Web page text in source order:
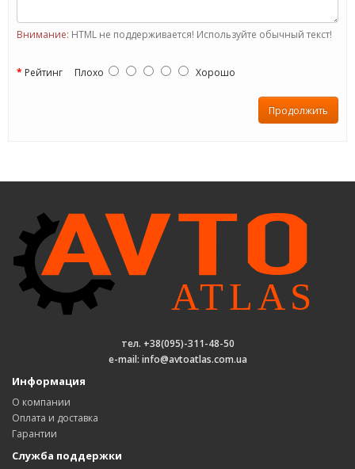
Внимание: HTML не поддерживается! Используйте обычный текст!
Рейтинг Плохо Хорошо
Продолжить
тел. +38(095)-311-48-50
e-mail: info@avtoatlas.com.ua
Информация
О компании
Оплата и доставка
Гарантии
Служба поддержки